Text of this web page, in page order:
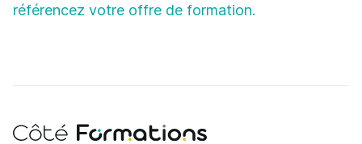
référencez votre offre de formation.